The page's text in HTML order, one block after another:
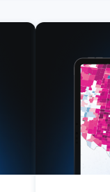
ビジネス・イン
ナビゲーション
非営利団体
オンデマンド物
その他